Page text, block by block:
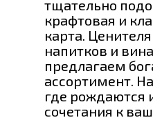
тщательно
крафтовая и
карта.
напитков и
предлагаем
ассортимент.
где рождаются
сочетания к